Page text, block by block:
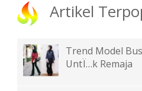
Artikel
Trend Model
UntÏ…k Remaja